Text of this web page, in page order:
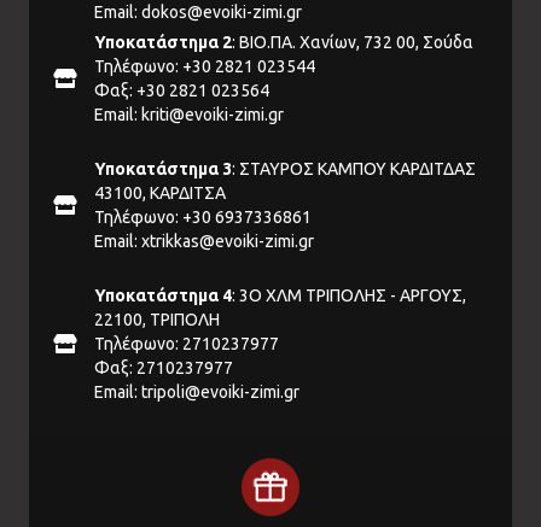
Email: dokos@evoiki-zimi.gr
Υποκατάστημα 2: ΒΙΟ.ΠΑ. Χανίων, 732 00, Σούδα
Τηλέφωνο: +30 2821 023544
Φαξ: +30 2821 023564
Email: kriti@evoiki-zimi.gr
Υποκατάστημα 3: ΣΤΑΥΡΟΣ ΚΑΜΠΟΥ ΚΑΡΔΙΤΔΑΣ
43100, ΚΑΡΔΙΤΣΑ
Τηλέφωνο: +30 6937336861
Email: xtrikkas@evoiki-zimi.gr
Υποκατάστημα 4: 3Ο ΧΛΜ ΤΡΙΠΟΛΗΣ - ΑΡΓΟΥΣ,
22100, ΤΡΙΠΟΛΗ
Τηλέφωνο: 2710237977
Φαξ: 2710237977
Email: tripoli@evoiki-zimi.gr